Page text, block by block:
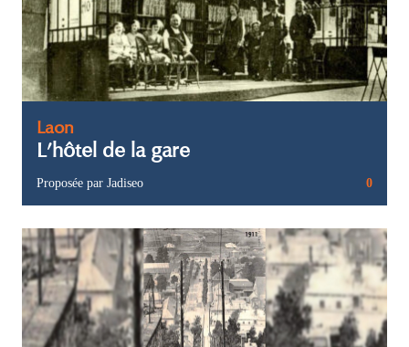
Laon
L’hôtel de la gare
Proposée par Jadiseo 0